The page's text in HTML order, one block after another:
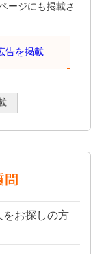
ージにも掲載さ
告を掲載
をお探しの方